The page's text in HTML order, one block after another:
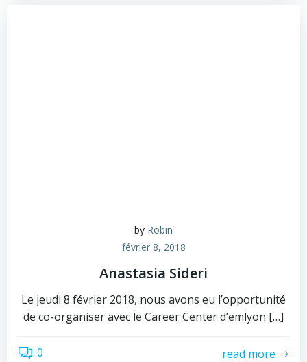
by Robin
février 8, 2018
Anastasia Sideri
Le jeudi 8 février 2018, nous avons eu l’opportunité
de co-organiser avec le Career Center d’emlyon […]
0 read more